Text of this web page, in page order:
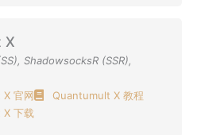
X
, ShadowsocksR (SSR),
官网
Quantumult X 教程
下载